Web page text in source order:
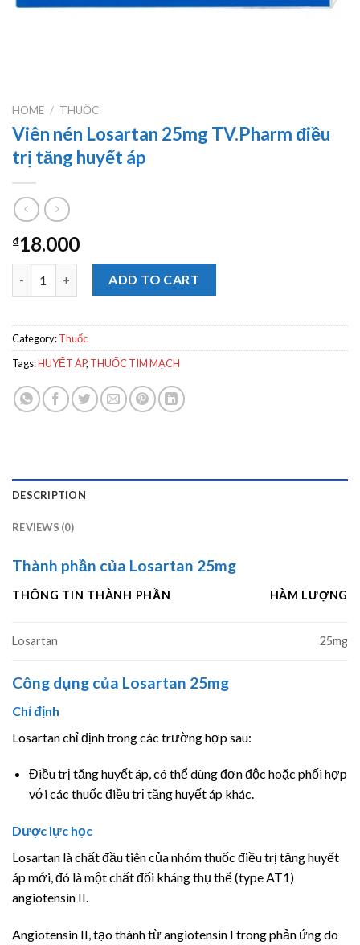
HOME / THUỐC
Viên nén Losartan 25mg TV.Pharm điều
trị tăng huyết áp
₫18.000
Viên nén Losartan 25mg TV.Pharm điều trị tăng huyết áp
ADD TO CART
Category:Thuốc
Tags:HUYẾT ÁP, THUỐC TIM MẠCH
DESCRIPTION
REVIEWS (0)
Thành phần của Losartan 25mg
THÔNG TIN THÀNH PHẦN HÀM LƯỢNG
Losartan 25mg
Công dụng của Losartan 25mg
Chỉ định
Losartan chỉ định trong các trường hợp sau:
Điều trị tăng huyết áp, có thể dùng đơn độc hoặc phối hợp
với các thuốc điều trị tăng huyết áp khác.
Dược lực học
Losartan là chất đầu tiên của nhóm thuốc điều trị tăng huyết
áp mới, đó là một chất đối kháng thụ thể (type AT1)
angiotensin II.
Angiotensin II, tạo thành từ angiotensin I trong phản ứng do